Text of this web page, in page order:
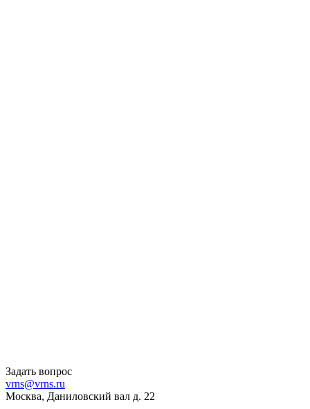
Задать вопрос
vrns@vrns.ru
Москва, Даниловский вал д. 22